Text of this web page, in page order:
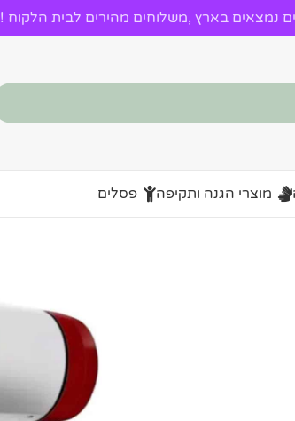
נמצאים בארץ ,משלוחים מהירים לבית הלקוח !
מוצרי הגנה ותקיפה פסלים